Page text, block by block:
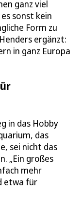
ganz viel
sonst kein
Form zu
ergänzt:
in ganz Europa
in das Hobby
das
sei nicht das
„Ein großes
mehr
etwa für